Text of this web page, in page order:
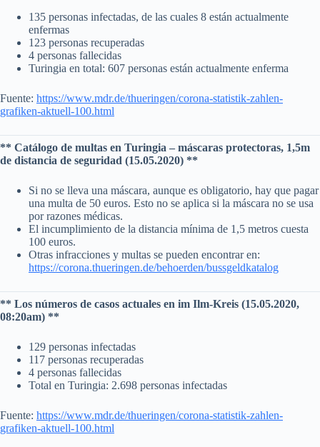
135 personas infectadas, de las cuales 8 están actualmente
enfermas
123 personas recuperadas
4 personas fallecidas
Turingia en total: 607 personas están actualmente enferma
Fuente: https://www.mdr.de/thueringen/corona-statistik-zahlen-
grafiken-aktuell-100.html
** Catálogo de multas en Turingia – máscaras protectoras, 1,5m
de distancia de seguridad (15.05.2020) **
Si no se lleva una máscara, aunque es obligatorio, hay que pagar
una multa de 50 euros. Esto no se aplica si la máscara no se usa
por razones médicas.
El incumplimiento de la distancia mínima de 1,5 metros cuesta
100 euros.
Otras infracciones y multas se pueden encontrar en:
https://corona.thueringen.de/behoerden/bussgeldkatalog
** Los números de casos actuales en im Ilm-Kreis (15.05.2020,
08:20am) **
129 personas infectadas
117 personas recuperadas
4 personas fallecidas
Total en Turingia: 2.698 personas infectadas
Fuente: https://www.mdr.de/thueringen/corona-statistik-zahlen-
grafiken-aktuell-100.html